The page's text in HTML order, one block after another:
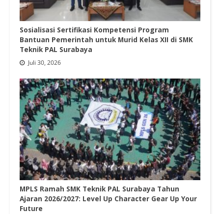
Sosialisasi Sertifikasi Kompetensi Program
Bantuan Pemerintah untuk Murid Kelas XII di SMK
Teknik PAL Surabaya
Juli 30, 2026
MPLS Ramah SMK Teknik PAL Surabaya Tahun
Ajaran 2026/2027: Level Up Character Gear Up Your
Future